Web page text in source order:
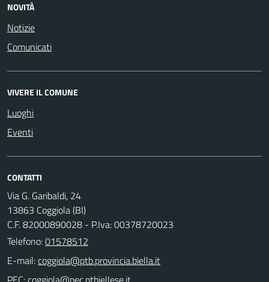
NOVITÀ
Notizie
Comunicati
VIVERE IL COMUNE
Luoghi
Eventi
CONTATTI
Via G. Garibaldi, 24
13863 Coggiola (BI)
C.F. 82000890028 - P.Iva: 00378720023
Telefono:01578512
E-mail: